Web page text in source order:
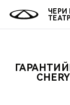
ЧЕРИ